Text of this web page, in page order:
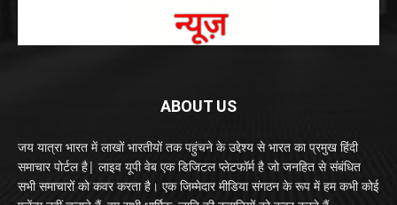
ABOUT US
जय यात्रा भारत में लाखों भारतीयों तक पहुंचने के उद्देश्य से भारत का प्रमुख हिंदी
समाचार पोर्टल है| लाइव यूपी वेब एक डिजिटल प्लेटफॉर्म है जो जनहित से संबंधित
सभी समाचारों को कवर करता है। एक जिम्मेदार मीडिया संगठन के रूप में हम कभी कोई